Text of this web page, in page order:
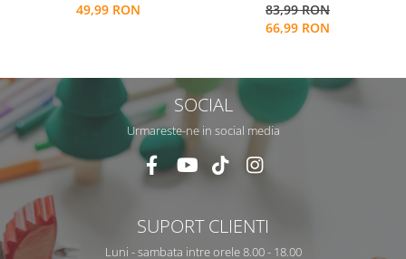
49,99 RON
83,99 RON
66,99 RON
SOCIAL
Urmareste-ne in social media
SUPORT CLIENTI
Luni - sambata intre orele 8.00 - 18.00